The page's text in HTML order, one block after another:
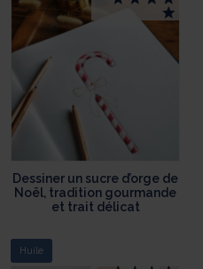
Dessiner un sucre d’orge de
Noël, tradition gourmande
et trait délicat
Huile